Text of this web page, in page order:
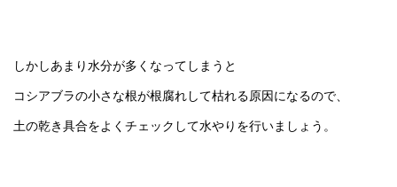
しかしあまり水分が多くなってしまうと
コシアブラの小さな根が根腐れして枯れる原因になるので、
土の乾き具合をよくチェックして水やりを行いましょう。